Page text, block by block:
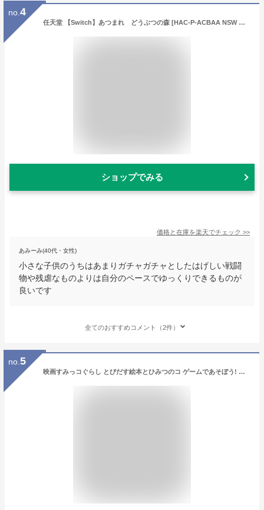
no. 4
任天堂 【Switch】あつまれ どうぶつの森 [HAC-P-ACBAA NSW アツマレドウブツノモリ]
ショップでみる
価格と在庫を楽天でチェック >>
あみーみ(40代・女性)
小さな子供のうちはあまりガチャガチャとしたはげしい戦闘
物や残虐なものよりは自分のペースでゆっくりできるものが
良いです
全てのおすすめコメント（2件）
no. 5
映画すみっコぐらし とびだす絵本とひみつのコ ゲームであそぼう! 絵本の世界 - Switch